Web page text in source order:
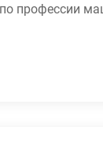
профессии
по
обучения);
ЭШ;